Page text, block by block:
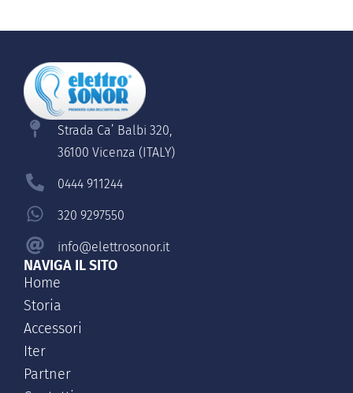
Strada Ca’ Balbi 320,
36100 Vicenza (ITALY)
0444 911244
320 9297550
info@elettrosonor.it
NAVIGA IL SITO
Home
Storia
Accessori
Iter
Partner